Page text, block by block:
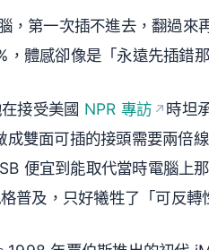
第一次插不進去，翻過來
體感卻像是「永遠先插錯那
接受美國 NPR 專訪
時坦
雙面可插的接頭需要兩倍
便宜到能取代當時電腦上
普及，只好犧牲了「可反轉